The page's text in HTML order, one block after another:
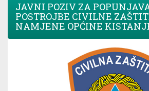
JAVNI POZIV ZA
POSTROJBE CIVILNE
NAMJENE OPĆINE